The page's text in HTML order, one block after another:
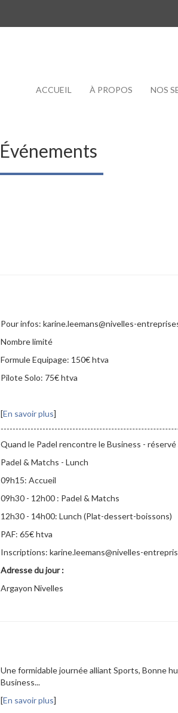
ACCUEIL À PROPOS NOS
Événements
Pour infos: karine.leemans@nivelles-
Nombre limité
Formule Equipage: 150€ htva
Pilote Solo: 75€ htva
[En savoir plus]
Quand le Padel rencontre le Business -
Padel & Matchs - Lunch
09h15: Accueil
09h30 - 12h00 : Padel & Matchs
12h30 - 14h00: Lunch (Plat-dessert-boissons)
PAF: 65€ htva
Inscriptions: karine.leemans@nivelles-
Adresse du jour :
Argayon Nivelles
Une formidable journée alliant Sports, Bonne
Business...
[En savoir plus]